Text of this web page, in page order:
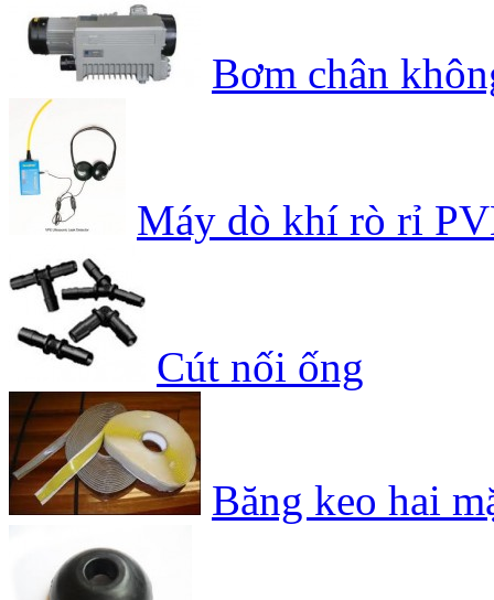
Bơm chân
Máy dò khí rò rỉ
Cút nối ống
Băng keo hai